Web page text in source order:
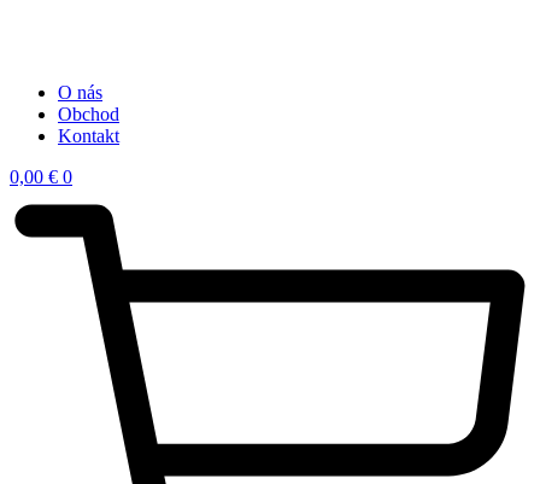
O nás
Obchod
Kontakt
0,00 € 0